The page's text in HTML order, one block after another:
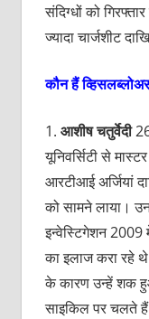
संदिग्धों को
ज्यादा चार्जशीट
कौनहैं
1. आशीषचतुर्वेदी
यूनिवर्सिटी से
आरटीआई अर्जियां
को सामने लाया।
इन्वेस्टिगेशन
का इलाज करा रहे
के कारण उन्हें शक
साइकिल पर चलते